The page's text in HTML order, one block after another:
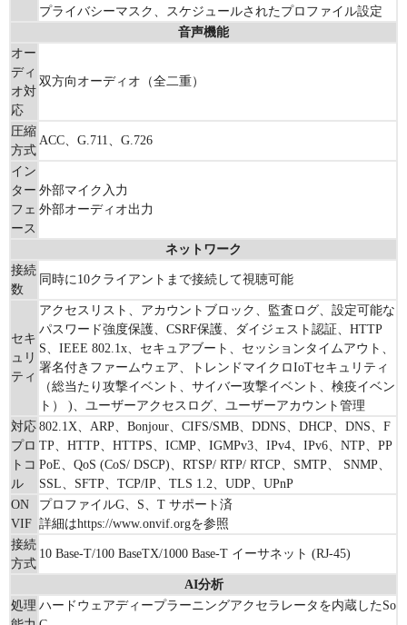
プライバシーマスク、スケジュールされたプロファイル設定
音声機能
オー
ディ
オ対
応
双方向オーディオ（全二重）
圧縮
方式
ACC、G.711、G.726
イン
ター
フェ
ース
外部マイク入力
外部オーディオ出力
ネットワーク
接続
数
同時に10クライアントまで接続して視聴可能
セキ
ュリ
ティ
アクセスリスト、アカウントブロック、監査ログ、設定可能な
パスワード強度保護、CSRF保護、ダイジェスト認証、HTTP
S、IEEE 802.1x、セキュアブート、セッションタイムアウト、
署名付きファームウェア、トレンドマイクロIoTセキュリティ
（総当たり攻撃イベント、サイバー攻撃イベント、検疫イベン
ト） )、ユーザーアクセスログ、ユーザーアカウント管理
対応
プロ
トコ
ル
802.1X、ARP、Bonjour、CIFS/SMB、DDNS、DHCP、DNS、F
TP、HTTP、HTTPS、ICMP、IGMPv3、IPv4、IPv6、NTP、PP
PoE、QoS (CoS/ DSCP)、RTSP/ RTP/ RTCP、SMTP、 SNMP、
SSL、SFTP、TCP/IP、TLS 1.2、UDP、UPnP
ON
VIF
プロファイルG、S、T サポート済
詳細はhttps://www.onvif.orgを参照
接続
方式
10 Base-T/100 BaseTX/1000 Base-T イーサネット (RJ-45)
AI分析
処理 ハードウェアディープラーニングアクセラレータを内蔵したSo